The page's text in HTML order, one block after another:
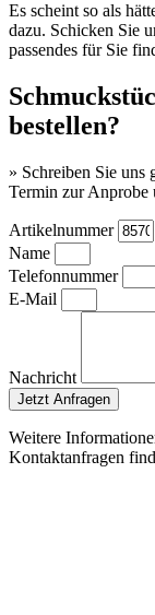
Es scheint so als
dazu. Schicken Sie
passendes für Sie
bestellen?
» Schreiben Sie uns
Termin zur Anprobe
Artikelnummer
Name
Telefonnummer
E-Mail
Nachricht
Jetzt Anfragen
Weitere
Kontaktanfragen